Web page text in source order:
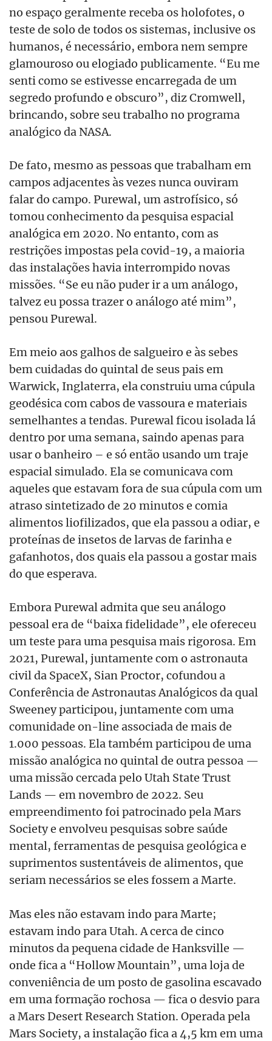
no espaço geralmente receba os holofotes, o
teste de solo de todos os sistemas, inclusive os
humanos, é necessário, embora nem sempre
glamouroso ou elogiado publicamente. “Eu me
senti como se estivesse encarregada de um
segredo profundo e obscuro”, diz Cromwell,
brincando, sobre seu trabalho no programa
analógico da NASA.
De fato, mesmo as pessoas que trabalham em
campos adjacentes às vezes nunca ouviram
falar do campo. Purewal, um astrofísico, só
tomou conhecimento da pesquisa espacial
analógica em 2020. No entanto, com as
restrições impostas pela covid-19, a maioria
das instalações havia interrompido novas
missões. “Se eu não puder ir a um análogo,
talvez eu possa trazer o análogo até mim”,
pensou Purewal.
Em meio aos galhos de salgueiro e às sebes
bem cuidadas do quintal de seus pais em
Warwick, Inglaterra, ela construiu uma cúpula
geodésica com cabos de vassoura e materiais
semelhantes a tendas. Purewal ficou isolada lá
dentro por uma semana, saindo apenas para
usar o banheiro – e só então usando um traje
espacial simulado. Ela se comunicava com
aqueles que estavam fora de sua cúpula com um
atraso sintetizado de 20 minutos e comia
alimentos liofilizados, que ela passou a odiar, e
proteínas de insetos de larvas de farinha e
gafanhotos, dos quais ela passou a gostar mais
do que esperava.
Embora Purewal admita que seu análogo
pessoal era de “baixa fidelidade”, ele ofereceu
um teste para uma pesquisa mais rigorosa. Em
2021, Purewal, juntamente com o astronauta
civil da SpaceX, Sian Proctor, cofundou a
Conferência de Astronautas Analógicos da qual
Sweeney participou, juntamente com uma
comunidade on-line associada de mais de
1.000 pessoas. Ela também participou de uma
missão analógica no quintal de outra pessoa —
uma missão cercada pelo Utah State Trust
Lands — em novembro de 2022. Seu
empreendimento foi patrocinado pela Mars
Society e envolveu pesquisas sobre saúde
mental, ferramentas de pesquisa geológica e
suprimentos sustentáveis de alimentos, que
seriam necessários se eles fossem a Marte.
Mas eles não estavam indo para Marte;
estavam indo para Utah. A cerca de cinco
minutos da pequena cidade de Hanksville —
onde fica a “Hollow Mountain”, uma loja de
conveniência de um posto de gasolina escavado
em uma formação rochosa — fica o desvio para
a Mars Desert Research Station. Operada pela
Mars Society, a instalação fica a 4,5 km em uma